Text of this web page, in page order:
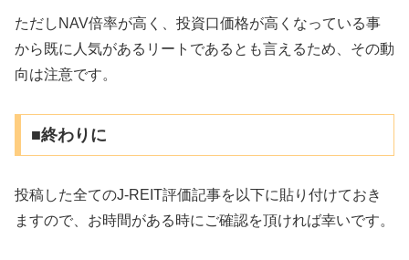
ただしNAV倍率が高く、投資口価格が高くなっている事
から既に人気があるリートであるとも言えるため、その動
向は注意です。
■終わりに
投稿した全てのJ-REIT評価記事を以下に貼り付けておき
ますので、お時間がある時にご確認を頂ければ幸いです。